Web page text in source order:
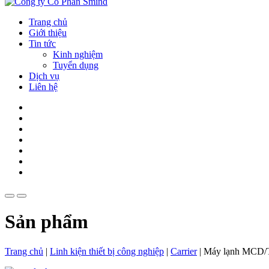
Trang chủ
Giới thiệu
Tin tức
Kinh nghiệm
Tuyển dụng
Dịch vụ
Liên hệ
Sản phẩm
Trang chủ | Linh kiện thiết bị công nghiệp | Carrier| Máy lạnh